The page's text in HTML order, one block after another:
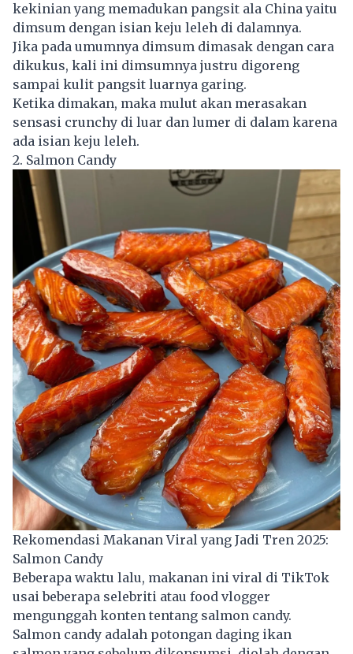
kekinian yang memadukan pangsit ala China yaitu
dimsum dengan isian keju leleh di dalamnya.
Jika pada umumnya dimsum dimasak dengan cara
dikukus, kali ini dimsumnya justru digoreng
sampai kulit pangsit luarnya garing.
Ketika dimakan, maka mulut akan merasakan
sensasi crunchy di luar dan lumer di dalam karena
ada isian keju leleh.
2. Salmon Candy
Rekomendasi Makanan Viral yang Jadi Tren 2025:
Salmon Candy
Beberapa waktu lalu, makanan ini viral di TikTok
usai beberapa selebriti atau food vlogger
mengunggah konten tentang salmon candy.
Salmon candy adalah potongan daging ikan